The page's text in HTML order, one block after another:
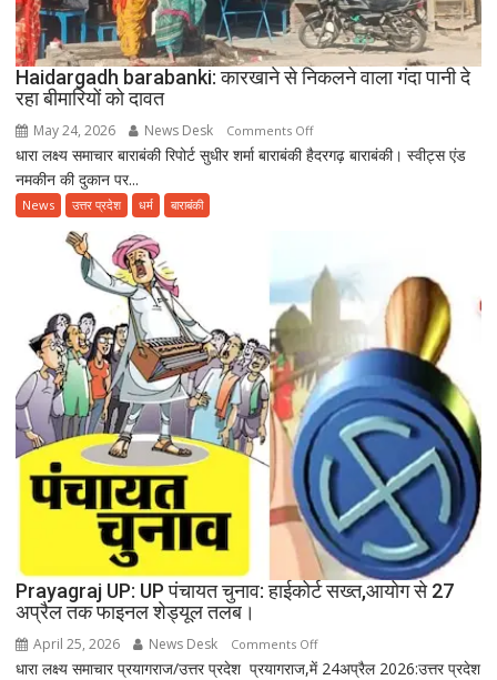
अंतरराष्ट्रीय
योग
दिवस
Haidargadh barabanki: कारखाने से निकलने वाला गंदा पानी दे
रहा बीमारियों को दावत
May 24, 2026 News Desk Comments Offon
Haidargadh
वाला
रहा
बीमारियों
को
दावत
धारा लक्ष्य समाचार बाराबंकी रिपोर्ट सुधीर शर्मा बाराबंकी हैदरगढ़ बाराबंकी। स्वीट्स एंड
नमकीन की दुकान पर...
News उत्तर प्रदेश धर्म बाराबंकी
Prayagraj UP: UP पंचायत चुनाव: हाईकोर्ट सख्त,आयोग से 27
अप्रैल तक फाइनल शेड्यूल तलब।
April 25, 2026 News Desk Comments Offon
Prayagraj
धारा लक्ष्य समाचार प्रयागराज/उत्तर प्रदेश प्रयागराज,में 24अप्रैल 2026:उत्तर प्रदेश